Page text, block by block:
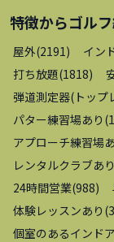
特徴からゴル
屋外(2191 ) イン
打ち放題(1818)
弾道測定器(トップ
パター練習場あり (
アプローチ練習場
レンタルクラブあり
24時間営業(988)
体験レッスンあり (
個室のあるインドア